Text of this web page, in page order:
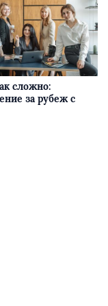
сложно:
за рубеж с